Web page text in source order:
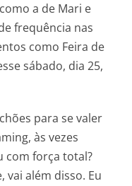
a de Mari e
frequência nas
como Feira de
sábado, dia 25,
para se valer
às vezes
com força total?
vai além disso. Eu